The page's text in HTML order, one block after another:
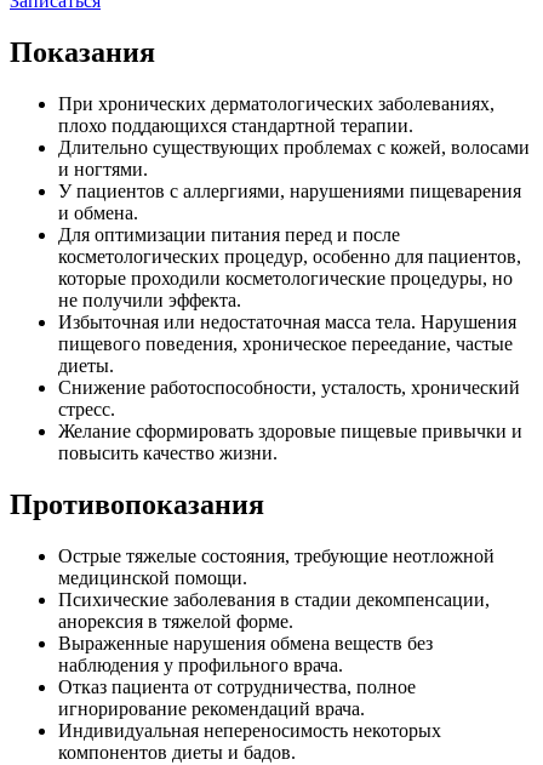
Показания
При хронических дерматологических заболеваниях,
плохо поддающихся стандартной терапии.
Длительно существующих проблемах с кожей, волосами
и ногтями.
У пациентов с аллергиями, нарушениями пищеварения
и обмена.
Для оптимизации питания перед и после
косметологических процедур, особенно для пациентов,
которые проходили косметологические процедуры, но
не получили эффекта.
Избыточная или недостаточная масса тела. Нарушения
пищевого поведения, хроническое переедание, частые
диеты.
Снижение работоспособности, усталость, хронический
стресс.
Желание сформировать здоровые пищевые привычки и
повысить качество жизни.
Противопоказания
Острые тяжелые состояния, требующие неотложной
медицинской помощи.
Психические заболевания в стадии декомпенсации,
анорексия в тяжелой форме.
Выраженные нарушения обмена веществ без
наблюдения у профильного врача.
Отказ пациента от сотрудничества, полное
игнорирование рекомендаций врача.
Индивидуальная непереносимость некоторых
компонентов диеты и бадов.